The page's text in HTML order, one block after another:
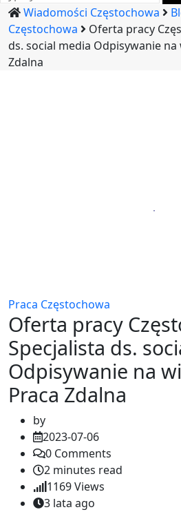
Wiadomości Częstochowa
Częstochowa
Oferta pracy
ds. social media Odpisywanie
Zdalna
Praca Częstochowa
Oferta pracy
Specjalista ds.
Odpisywanie na
Praca Zdalna
by
2023-07-06
0 Comments
2 minutes read
1169Views
3 lata ago